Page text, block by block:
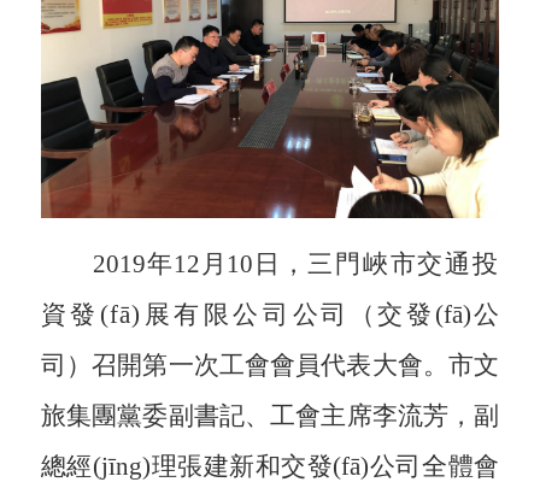
2019年12月10日， 三門峽市交通投
資發(fā)展有限公司 公司 （交發(fā)公
司 ）召開第一次工會會員代表大會。 市文
旅集團黨委副書記、工會主席李流芳 ，副
總經(jīng)理張建新和交發(fā)公司全體會